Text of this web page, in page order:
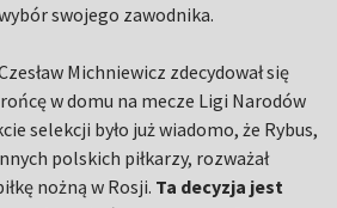
swojego zawodnika.
Michniewicz zdecydował się
w domu na mecze Ligi Narodów
selekcji było już wiadomo, że Rybus,
polskich piłkarzy, rozważał
nożną w Rosji. Ta decyzja jest